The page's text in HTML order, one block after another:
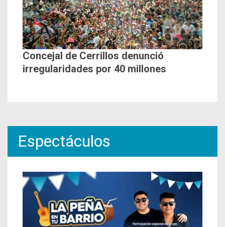
Concejal de Cerrillos denunció
irregularidades por 40 millones
Espectáculos